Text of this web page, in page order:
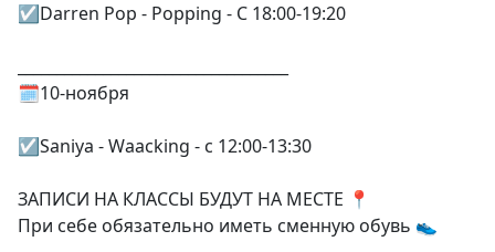
☑️Darren Pop - Popping - С 18:00-19:20
🗓️10-ноября
☑️Saniya - Waacking - с 12:00-13:30
ЗАПИСИ НА КЛАССЫ БУДУТ НА МЕСТЕ 📍
При себе обязательно иметь сменную обувь 👟